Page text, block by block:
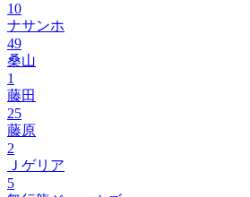
10
ナサンホ
49
桑山
1
藤田
25
藤原
2
Ｊゲリア
5